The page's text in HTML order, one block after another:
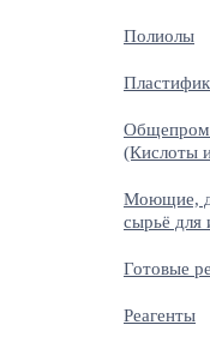
Полиолы
(Кислоты
Моющие,
сырьё для
Готовые
Реагенты